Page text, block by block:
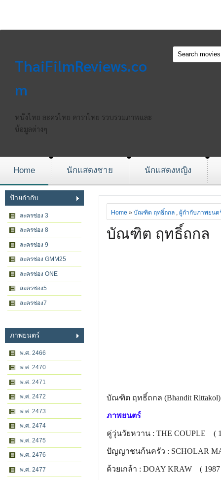
ThaiFilmReviews.co
m
หนังไทย ละครไทย ดาราไทย รวบรวมภาพและ
ข้อมูลต่างๆ
Home นักแสดงชาย นักแสดงหญิง
ป้ายกำกับ
ละครช่อง 3
ละครช่อง 8
ละครช่อง 9
ละครช่อง GMM25
ละครช่อง ONE
ละครช่อง5
ละครช่อง7
ภาพยนตร์
พ.ศ. 2466
พ.ศ. 2470
พ.ศ. 2471
พ.ศ. 2472
พ.ศ. 2473
พ.ศ. 2474
พ.ศ. 2475
พ.ศ. 2476
พ.ศ. 2477
Home » บัณฑิต ฤทธิ์ถกล , ผู้กำกับภาพยนต
บัณฑิต ฤทธิ์ถกล
บัณฑิต ฤทธิ์ถกล (Bhandit Rittakol)
ภาพยนตร์
คู่วุ่นวัยหวาน : THE COUPLE (
ปัญญาชนก้นครัว : SCHOLAR
ด้วยเกล้า : DOAY KRAW ( 1987